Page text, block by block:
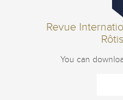
Revue
You can